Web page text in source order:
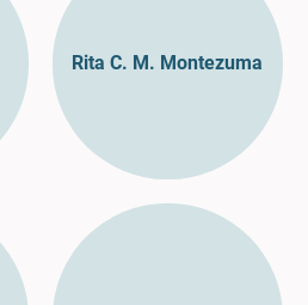
Rita C. M. Montezuma